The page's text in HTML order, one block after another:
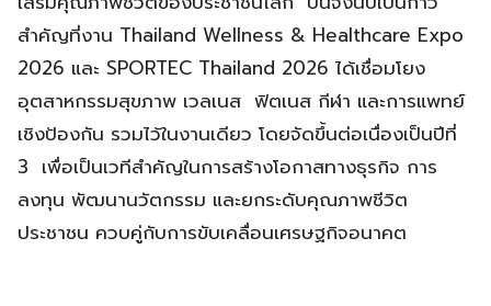
สำคัญที่งาน Thailand Wellness & Healthcare Expo
2026 และ SPORTEC Thailand 2026 ได้เชื่อมโยง
อุตสาหกรรมสุขภาพ เวลเนส ฟิตเนส กีฬา และการแพทย์
เชิงป้องกัน รวมไว้ในงานเดียว โดยจัดขึ้นต่อเนื่องเป็นปีที่
3 เพื่อเป็นเวทีสำคัญในการสร้างโอกาสทางธุรกิจ การ
ลงทุน พัฒนานวัตกรรม และยกระดับคุณภาพชีวิต
ประชาชน ควบคู่กับการขับเคลื่อนเศรษฐกิจอนาคต